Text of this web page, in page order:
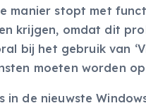
manier stopt met
krijgen, omdat dit
bij het gebruik van
moeten worden
in de nieuwste